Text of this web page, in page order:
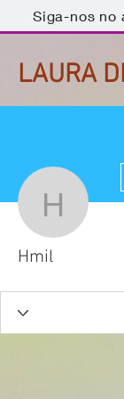
Siga-nos no
LAURA
Hmil
Hmil